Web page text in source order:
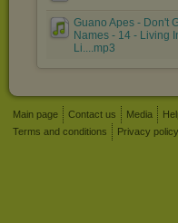
Guano Apes - Don't
Names - 14 - Living
Li....mp3
Main page Contact us Media
Terms and conditions
Privacy policy